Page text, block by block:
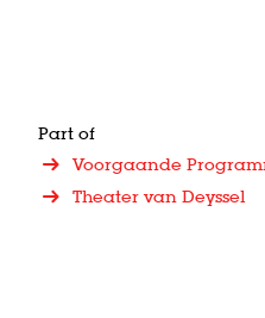
Part of
Voorgaande
Theater van Deyssel